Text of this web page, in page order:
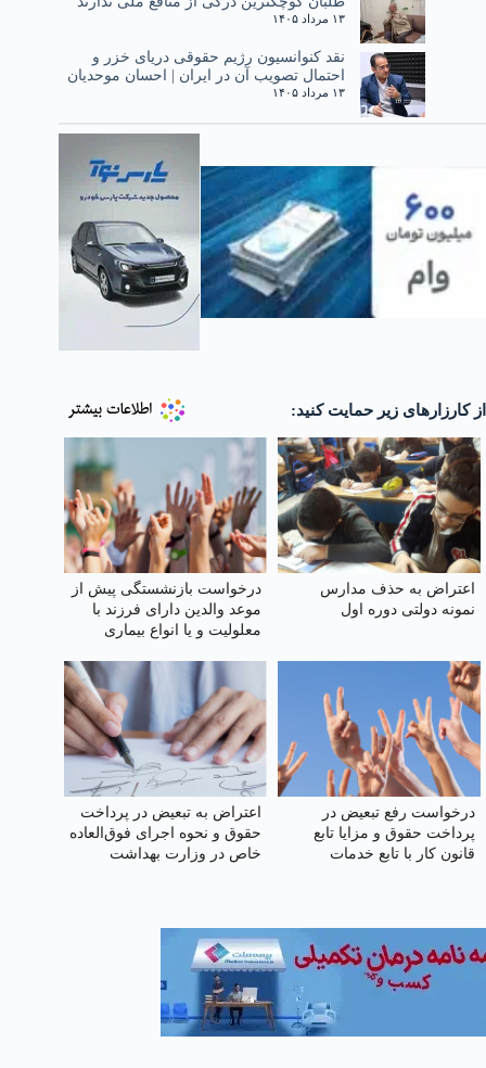
۱۳ مرداد ۱۴۰۵
نقد کنوانسیون رژیم حقوقی دریای خزر و
احتمال تصویب آن در ایران | احسان موحدیان
۱۳ مرداد ۱۴۰۵
از کارزارهای زیر حمایت کنید:
اعتراض به حذف مدارس
نمونه دولتی دوره اول
درخواست بازنشستگی پیش از
موعد والدین دارای فرزند با
معلولیت و یا انواع بیماری
درخواست رفع تبعیض در
پرداخت حقوق و مزایا تابع
قانون کار با تابع خدمات
اعتراض به تبعیض در پرداخت
حقوق و نحوه اجرای فوق‌العاده
خاص در وزارت بهداشت